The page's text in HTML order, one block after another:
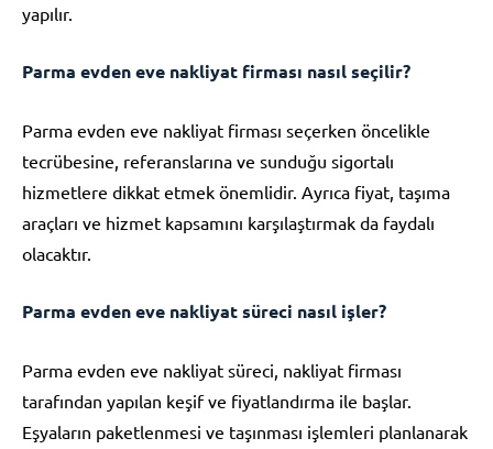
yapılır.
Parma evden eve nakliyat firması nasıl seçilir?
Parma evden eve nakliyat firması seçerken öncelikle
tecrübesine, referanslarına ve sunduğu sigortalı
hizmetlere dikkat etmek önemlidir. Ayrıca fiyat, taşıma
araçları ve hizmet kapsamını karşılaştırmak da faydalı
olacaktır.
Parma evden eve nakliyat süreci nasıl işler?
Parma evden eve nakliyat süreci, nakliyat firması
tarafından yapılan keşif ve fiyatlandırma ile başlar.
Eşyaların paketlenmesi ve taşınması işlemleri planlanarak